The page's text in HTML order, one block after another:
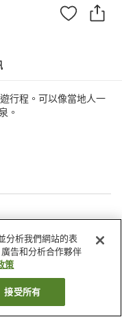
行程。可以像當地人一
。
賣機
分析我們網站的表
告和分析合作夥伴
策
接受所有